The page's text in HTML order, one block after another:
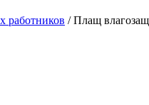
работников /Плащ